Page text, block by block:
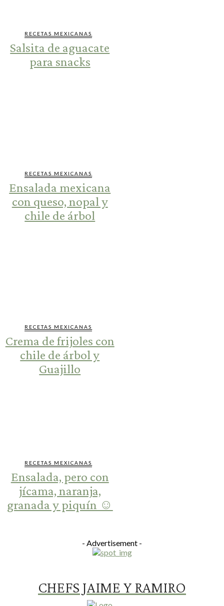
RECETAS MEXICANAS
Salsita de aguacate
para snacks
RECETAS MEXICANAS
Ensalada mexicana
con queso, nopal y
chile de árbol
RECETAS MEXICANAS
Crema de frijoles con
chile de árbol y
Guajillo
RECETAS MEXICANAS
Ensalada, pero con
jícama, naranja,
granada y piquín ☺️
- Advertisement -
CHEFS JAIME Y RAMIRO